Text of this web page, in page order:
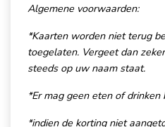
Algemene voorwaarden:
*Kaarten worden niet terug
toegelaten. Vergeet dan
steeds op uw naam staat.
*Er mag geen eten of drinken
*indien de kor ting niet